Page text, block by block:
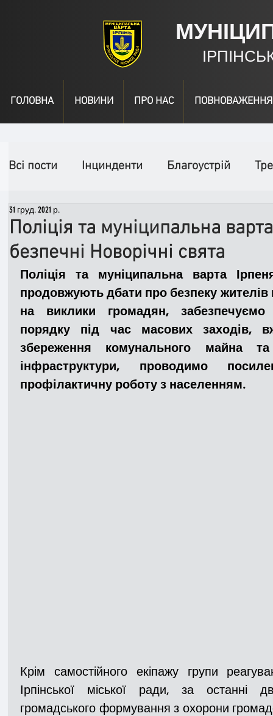
ГОЛОВНА НОВИНИ ПРО НАС ПОВНОВАЖЕННЯ
Всі пости Інцинденти Благоустрій
День народження
Медицина Новини ДТП
Адмінпротокол Свята Поліція
Поліція та муніципальна
безпечні Новорічні свята
31 груд. 2021 р.
Поліція та муніципальна варта
продовжують дбати про безпеку
на виклики громадян, забезпечуємо
порядку під час масових заходів,
збереження комунального майна та
інфраструктури, проводимо
профілактичну роботу з населенням.
Крім самостійного екіпажу групи
Ірпінської міської ради, за останні
громадського формування з охорони